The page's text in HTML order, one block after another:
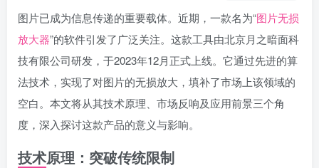
图片已成为信息传递的重要载体。近期，一款名为“图片无损
放大器”的软件引发了广泛关注。这款工具由北京月之暗面科
技有限公司研发，于2023年12月正式上线。它通过先进的算
法技术，实现了对图片的无损放大，填补了市场上该领域的
空白。本文将从其技术原理、市场反响及应用前景三个角
度，深入探讨这款产品的意义与影响。
技术原理：突破传统限制